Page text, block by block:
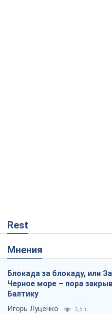
Rest
Мнения
Блокада за блокаду, или
Черное море – пора
Балтику
Игорь Луценко 3,5 т.